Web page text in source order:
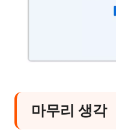
마무리 생각